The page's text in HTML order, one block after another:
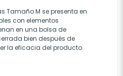
Tamaño M se presenta en
con elementos
en una bolsa de
bien después de
la eficacia del producto.